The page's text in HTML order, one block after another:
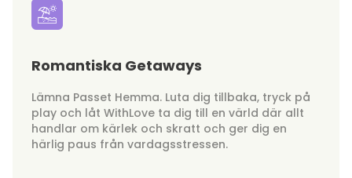
Romantiska Getaways
Lämna Passet Hemma. Luta dig tillbaka, tryck på
play och låt WithLove ta dig till en värld där allt
handlar om kärlek och skratt och ger dig en
härlig paus från vardagsstressen.